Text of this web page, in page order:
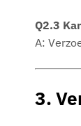
Q2.3
A:
3.